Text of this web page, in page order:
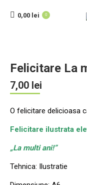
0,00 lei 0
Felicitare La
7,00 lei
O felicitare delicioasa
Felicitare ilustrata
„La multi ani!”
Tehnica: Ilustratie